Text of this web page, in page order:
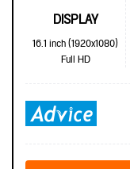
DISPLAY
16.1 inch (1920x1080)
Full HD